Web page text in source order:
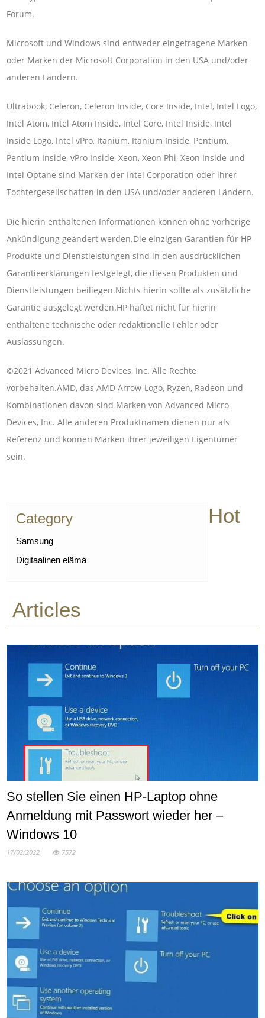
Forum.
Microsoft und Windows sind entweder eingetragene Marken
oder Marken der Microsoft Corporation in den USA und/oder
anderen Ländern.
Ultrabook, Celeron, Celeron Inside, Core Inside, Intel, Intel Logo,
Intel Atom, Intel Atom Inside, Intel Core, Intel Inside, Intel
Inside Logo, Intel vPro, Itanium, Itanium Inside, Pentium,
Pentium Inside, vPro Inside, Xeon, Xeon Phi, Xeon Inside und
Intel Optane sind Marken der Intel Corporation oder ihrer
Tochtergesellschaften in den USA und/oder anderen Ländern.
Die hierin enthaltenen Informationen können ohne vorherige
Ankündigung geändert werden.Die einzigen Garantien für HP
Produkte und Dienstleistungen sind in den ausdrücklichen
Garantieerklärungen festgelegt, die diesen Produkten und
Dienstleistungen beiliegen.Nichts hierin sollte als zusätzliche
Garantie ausgelegt werden.HP haftet nicht für hierin
enthaltene technische oder redaktionelle Fehler oder
Auslassungen.
©2021 Advanced Micro Devices, Inc. Alle Rechte
vorbehalten.AMD, das AMD Arrow-Logo, Ryzen, Radeon und
Kombinationen davon sind Marken von Advanced Micro
Devices, Inc. Alle anderen Produktnamen dienen nur als
Referenz und können Marken ihrer jeweiligen Eigentümer
sein.
Category
Samsung
Digitaalinen elämä
Hot
Articles
So stellen Sie einen HP-Laptop ohne
Anmeldung mit Passwort wieder her –
Windows 10
17/02/2022 7572